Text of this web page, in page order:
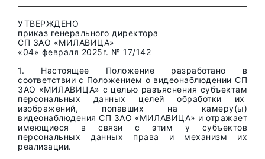
УТВЕРЖДЕНО
приказ генерального директора
СП ЗАО «МИЛАВИЦА»
«04» февраля 2025г. № 17/142
1. Настоящее Положение разработано в
соответствии с Положением о видеонаблюдении СП
ЗАО «МИЛАВИЦА» с целью разъяснения субъектам
персональных данных целей обработки их
изображений, попавших на камеру(ы)
видеонаблюдения СП ЗАО «МИЛАВИЦА» и отражает
имеющиеся в связи с этим у субъектов
персональных данных права и механизм их
реализации.